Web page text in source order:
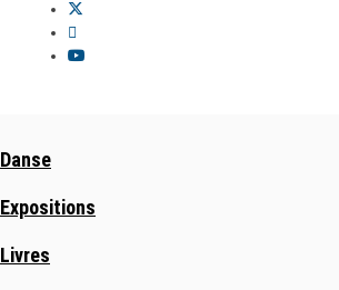
Danse
Expositions
Livres